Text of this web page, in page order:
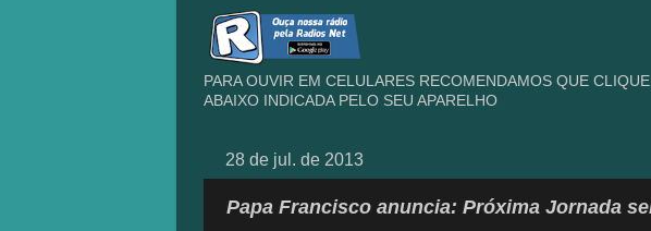
PARA OUVIR EM CELULARES RECOMENDAMOS QUE
ABAIXO INDICADA PELO SEU APARELHO
28 de jul. de 2013
Papa Francisco anuncia: Próxima Jornada